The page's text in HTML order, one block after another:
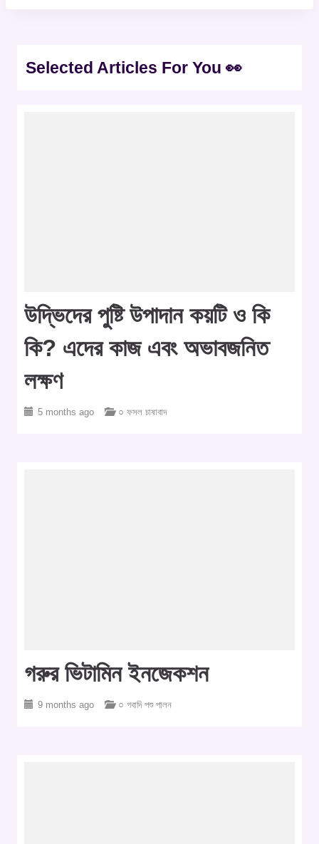
Selected Articles For You 👀
উদ্ভিদের পুষ্টি উপাদান কয়টি ও কি
কি? এদের কাজ এবং অভাবজনিত
লক্ষণ
5 months ago ○ ফসল চাষাবাদ
গরুর ভিটামিন ইনজেকশন
9 months ago ○ গবাদি পশু পালন